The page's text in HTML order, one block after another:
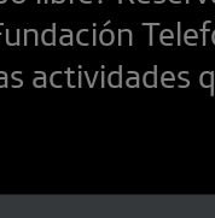
actividades